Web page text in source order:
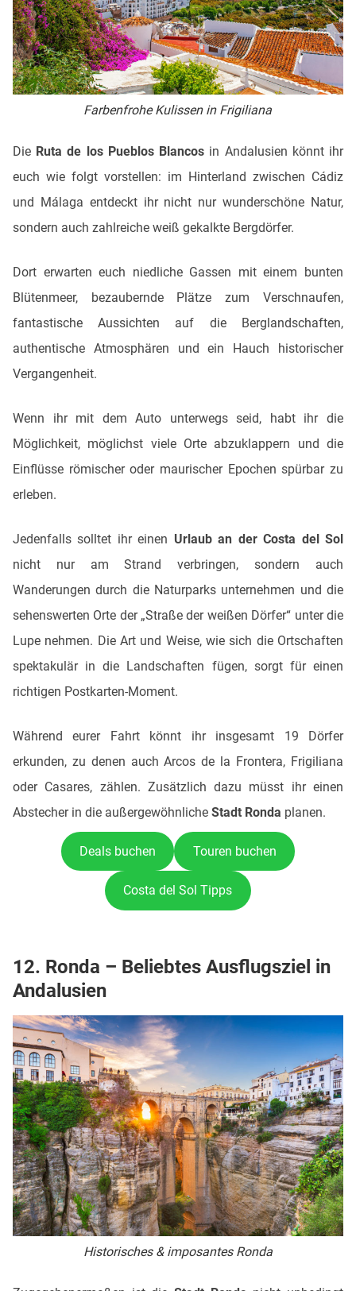
Farbenfrohe Kulissen in Frigiliana
Die Ruta de los Pueblos Blancos in Andalusien könnt ihr
euch wie folgt vorstellen: im Hinterland zwischen Cádiz
und Málaga entdeckt ihr nicht nur wunderschöne Natur,
sondern auch zahlreiche weiß gekalkte Bergdörfer.
Dort erwarten euch niedliche Gassen mit einem bunten
Blütenmeer, bezaubernde Plätze zum Verschnaufen,
fantastische Aussichten auf die Berglandschaften,
authentische Atmosphären und ein Hauch historischer
Vergangenheit.
Wenn ihr mit dem Auto unterwegs seid, habt ihr die
Möglichkeit, möglichst viele Orte abzuklappern und die
Einflüsse römischer oder maurischer Epochen spürbar zu
erleben.
Jedenfalls solltet ihr einen Urlaub an der Costa del Sol
nicht nur am Strand verbringen, sondern auch
Wanderungen durch die Naturparks unternehmen und die
sehenswerten Orte der „Straße der weißen Dörfer“ unter die
Lupe nehmen. Die Art und Weise, wie sich die Ortschaften
spektakulär in die Landschaften fügen, sorgt für einen
richtigen Postkarten-Moment.
Während eurer Fahrt könnt ihr insgesamt 19 Dörfer
erkunden, zu denen auch Arcos de la Frontera, Frigiliana
oder Casares, zählen. Zusätzlich dazu müsst ihr einen
Abstecher in die außergewöhnliche Stadt Ronda planen.
Deals buchen Touren buchen
Costa del Sol Tipps
12. Ronda – Beliebtes Ausflugsziel in
Andalusien
Historisches & imposantes Ronda